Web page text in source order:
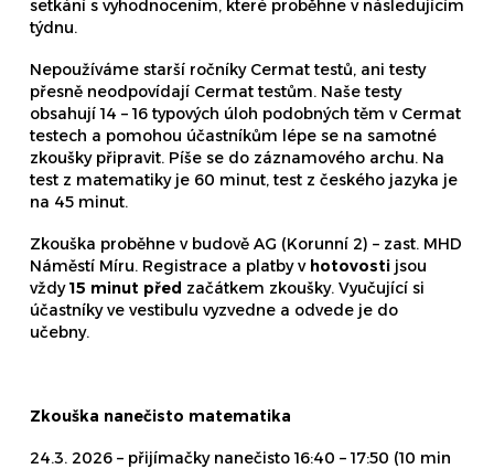
setkání s vyhodnocením, které proběhne v následujícím
týdnu.
Nepoužíváme starší ročníky Cermat testů, ani testy
přesně neodpovídají Cermat testům. Naše testy
obsahují 14 – 16 typových úloh podobných těm v Cermat
testech a pomohou účastníkům lépe se na samotné
zkoušky připravit. Píše se do záznamového archu. Na
test z matematiky je 60 minut, test z českého jazyka je
na 45 minut.
Zkouška proběhne v budově AG (Korunní 2) – zast. MHD
Náměstí Míru. Registrace a platby v hotovosti jsou
vždy15 minut před začátkem zkoušky. Vyučující si
účastníky ve vestibulu vyzvedne a odvede je do
učebny.
Zkouška nanečisto matematika
24.3. 2026 – přijímačky nanečisto 16:40 – 17:50 (10 min